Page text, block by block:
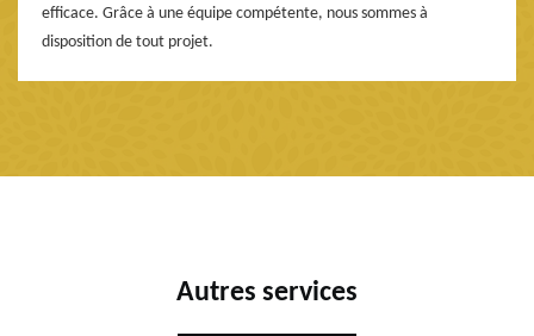
efficace. Grâce à une équipe compétente, nous sommes à
disposition de tout projet.
Autres services